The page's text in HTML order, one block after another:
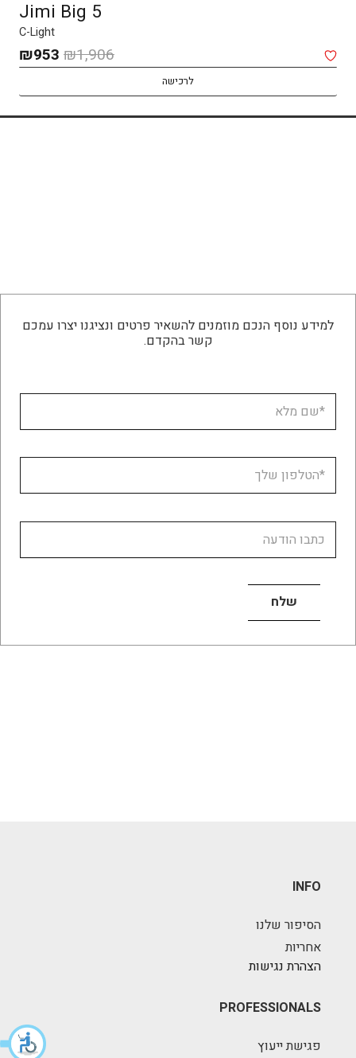
Jimi Big 5
C-Light
₪1,906
המחיר
המקורי
היה:
₪1,906.
₪953
לרכישה
למידע נוסף הנכם מוזמנים להשאיר פרטים ונציגנו יצרו עמכם
קשר בהקדם.
INFO
הסיפור שלנו
אחריות
הצהרת נגישות
PROFESSIONALS
פגישת ייעוץ